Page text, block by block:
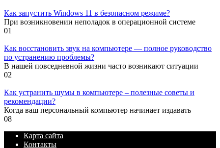
Как запустить Windows 11 в безопасном режиме?
При возникновении неполадок в операционной системе
01
Как восстановить звук на компьютере — полное руководство
по устранению проблемы?
В нашей повседневной жизни часто возникают ситуации
02
Как устранить шумы в компьютере – полезные советы и
рекомендации?
Когда ваш персональный компьютер начинает издавать
08
Карта сайта
Контакты